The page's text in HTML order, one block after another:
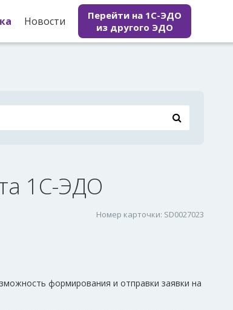
Новости
Перейти на 1С-ЭДО
из другого ЭДО
1С-ЭДО
Номер карточки: SD0027023
формирования и отправки заявки на